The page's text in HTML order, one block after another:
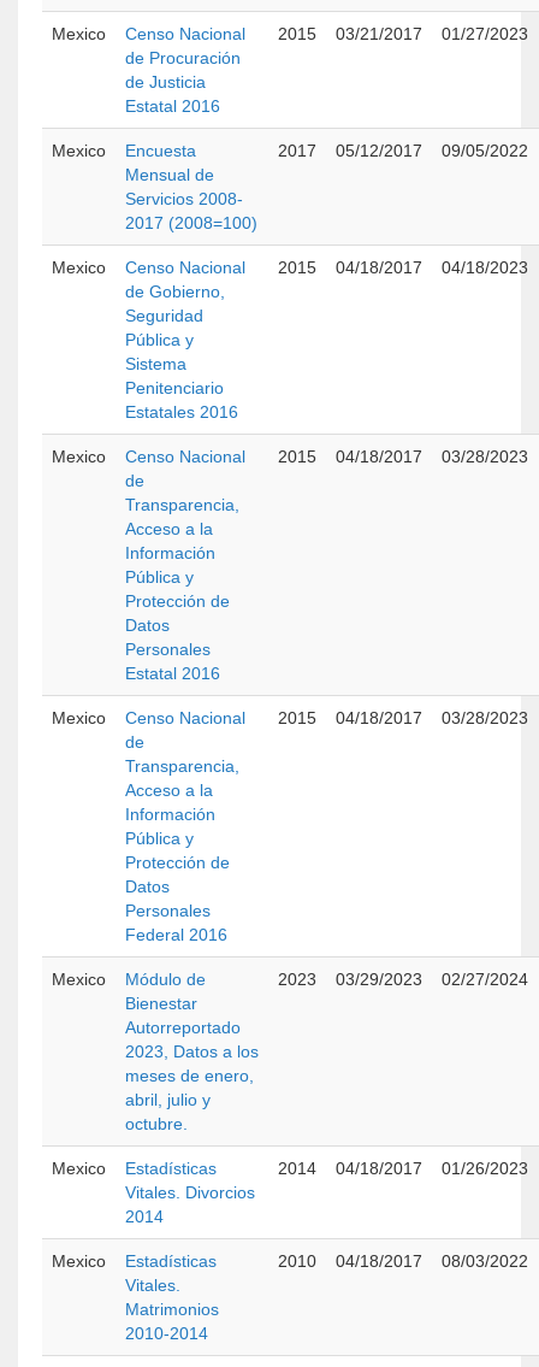
Mexico
Censo Nacional
de Procuración
de Justicia
Estatal 2016
2015 03/21/2017 01/27/2023
Mexico
Encuesta
Mensual de
Servicios 2008-
2017 (2008=100)
2017 05/12/2017 09/05/2022
Mexico
Censo Nacional
de Gobierno,
Seguridad
Pública y
Sistema
Penitenciario
Estatales 2016
2015 04/18/2017 04/18/2023
Mexico
Censo Nacional
de
Transparencia,
Acceso a la
Información
Pública y
Protección de
Datos
Personales
Estatal 2016
2015 04/18/2017 03/28/2023
Mexico
Censo Nacional
de
Transparencia,
Acceso a la
Información
Pública y
Protección de
Datos
Personales
Federal 2016
2015 04/18/2017 03/28/2023
Mexico
Módulo de
Bienestar
Autorreportado
2023, Datos a los
meses de enero,
abril, julio y
octubre.
2023 03/29/2023 02/27/2024
Mexico
Estadísticas
Vitales. Divorcios
2014
2014 04/18/2017 01/26/2023
Mexico
Estadísticas
Vitales.
Matrimonios
2010-2014
2010 04/18/2017 08/03/2022